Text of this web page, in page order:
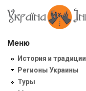
Меню
История и традиции
Регионы Украины
Туры